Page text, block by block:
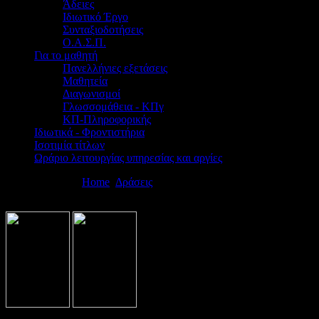
Άδειες
Ιδιωτικό Έργο
Συνταξιοδοτήσεις
Ο.Α.Σ.Π.
Για το μαθητή
Πανελλήνιες εξετάσεις
Μαθητεία
Διαγωνισμοί
Γλωσσομάθεια - ΚΠγ
ΚΠ-Πληροφορικής
Ιδιωτικά - Φροντιστήρια
Ισοτιμία τίτλων
Ωράριο λειτουργίας υπηρεσίας και αργίες
Home Δράσεις